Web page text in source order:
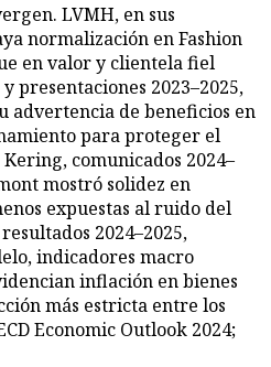
LVMH, en sus
normalización en Fashion
en valor y clientela fiel
presentaciones 2023–2025,
advertencia de beneficios en
para proteger el
comunicados 2024–
mostró solidez en
expuestas al ruido del
2024–2025,
indicadores macro
inflación en bienes
más estricta entre los
Economic Outlook 2024;